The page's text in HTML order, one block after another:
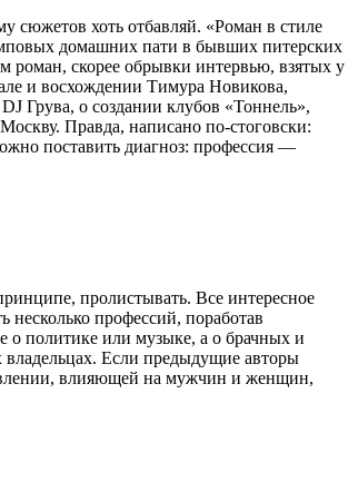
сюжетов хоть отбавляй. «Роман в стиле
домашних пати в бывших питерских
скорее обрывки интервью, взятых у
и восхождении Тимура Новикова,
Грува, о создании клубов «Тоннель»,
Правда, написано по-стоговски:
поставить диагноз: профессия —
пролистывать. Все интересное
несколько профессий, поработав
политике или музыке, а о брачных и
владельцах. Если предыдущие авторы
влияющей на мужчин и женщин,